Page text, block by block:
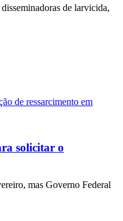
de larvicida,
solicitar o
mas Governo Federal